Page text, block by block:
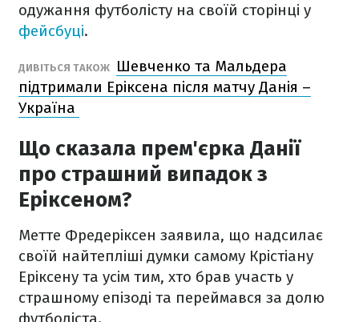
одужання футболісту на своїй сторінці у
фейсбуці.
ДИВІТЬСЯ ТАКОЖ
Шевченко та Мальдера
підтримали Еріксена після матчу Данія –
Україна
Що сказала прем'єрка Данії
про страшний випадок з
Еріксеном?
Метте Фредеріксен заявила, що надсилає
своїй найтепліші думки самому Крістіану
Еріксену та усім тим, хто брав участь у
страшному епізоді та переймався за долю